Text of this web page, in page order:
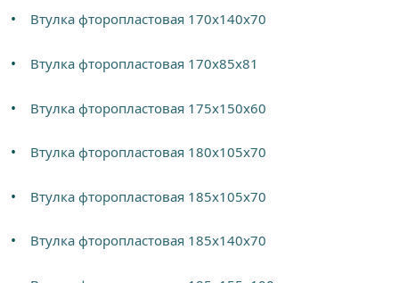
Втулка фторопластовая 170х140х70
Втулка фторопластовая 170х85х81
Втулка фторопластовая 175х150х60
Втулка фторопластовая 180х105х70
Втулка фторопластовая 185х105х70
Втулка фторопластовая 185х140х70